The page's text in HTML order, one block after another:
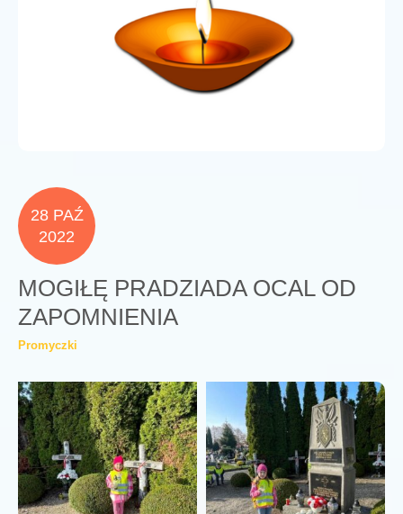
28 PAŹ
2022
MOGIŁĘ PRADZIADA OCAL OD
ZAPOMNIENIA
Promyczki